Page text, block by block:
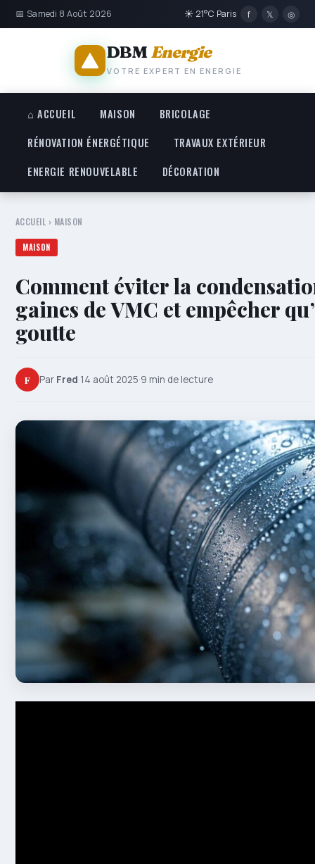
📅 Samedi 8 Août 2026 ☀ 21°C Paris f 𝕏 ◎
DBMEnergie
VOTRE EXPERT EN ENERGIE
⌂ ACCUEIL MAISON
BRICOLAGE
RÉNOVATION ÉNERGÉTIQUE
TRAVAUX EXTÉRIEUR
ENERGIE RENOUVELABLE
DÉCORATION
ACCUEIL › MAISON
MAISON
Comment éviter la
gaines de VMC et empêcher
goutte
F Par Fred·14 août 2025·9 min de lecture